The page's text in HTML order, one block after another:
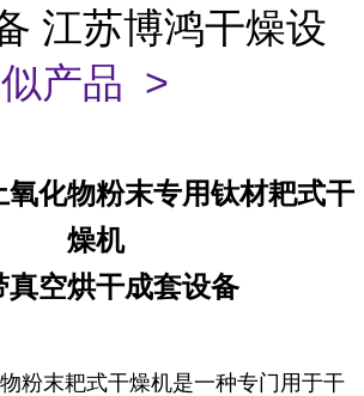
江苏博鸿干燥设
产品 >
氧化物粉末专用钛材耙式干
燥机
真空烘干成套设备
粉末耙式干燥机是一种专门用于干